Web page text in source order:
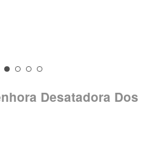
Desatadora Dos